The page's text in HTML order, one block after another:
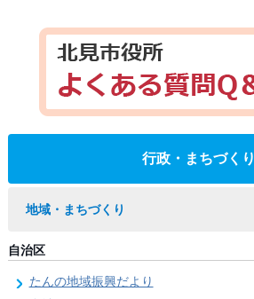
行政・まちづくり
地域・まちづくり
自治区
たんの地域振興だより